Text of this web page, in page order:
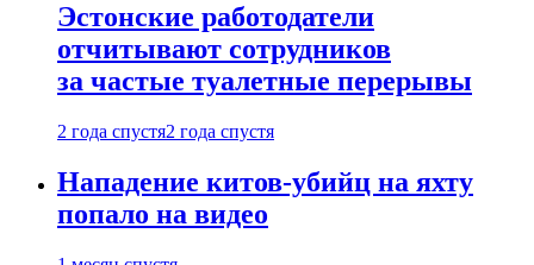
Эстонские работодатели
отчитывают сотрудников
за частые туалетные перерывы
2 года спустя2 года спустя
Нападение китов-убийц на яхту
попало на видео